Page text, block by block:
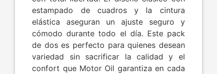
estampado de cuadros y la cintura
elástica aseguran un ajuste seguro y
cómodo durante todo el día. Este pack
de dos es perfecto para quienes desean
variedad sin sacrificar la calidad y el
confort que Motor Oil garantiza en cada